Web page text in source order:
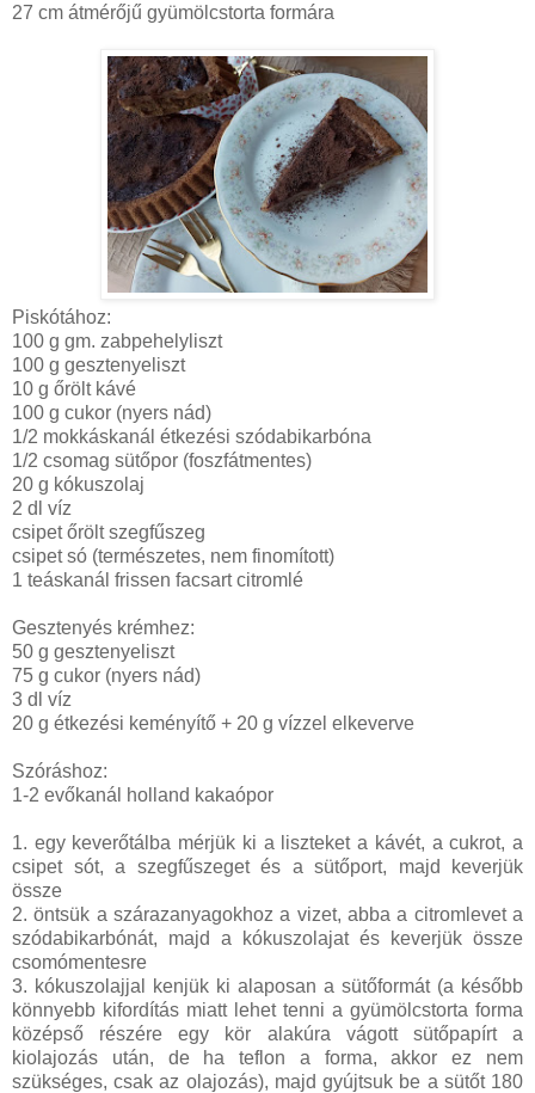
27 cm átmérőjű gyümölcstorta formára
Piskótához:
100 g gm. zabpehelyliszt
100 g gesztenyeliszt
10 g őrölt kávé
100 g cukor (nyers nád)
1/2 mokkáskanál étkezési szódabikarbóna
1/2 csomag sütőpor (foszfátmentes)
20 g kókuszolaj
2 dl víz
csipet őrölt szegfűszeg
csipet só (természetes, nem finomított)
1 teáskanál frissen facsart citromlé
Gesztenyés krémhez:
50 g gesztenyeliszt
75 g cukor (nyers nád)
3 dl víz
20 g étkezési keményítő + 20 g vízzel elkeverve
Szóráshoz:
1-2 evőkanál holland kakaópor
1. egy keverőtálba mérjük ki a liszteket a kávét, a cukrot, a
csipet sót, a szegfűszeget és a sütőport, majd keverjük
össze
2. öntsük a szárazanyagokhoz a vizet, abba a citromlevet a
szódabikarbónát, majd a kókuszolajat és keverjük össze
csomómentesre
3. kókuszolajjal kenjük ki alaposan a sütőformát (a később
könnyebb kifordítás miatt lehet tenni a gyümölcstorta forma
középső részére egy kör alakúra vágott sütőpapírt a
kiolajozás után, de ha teflon a forma, akkor ez nem
szükséges, csak az olajozás), majd gyújtsuk be a sütőt 180